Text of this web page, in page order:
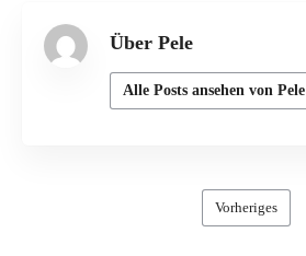
Über Pele
Alle Posts ansehen von Pele
Vorheriges